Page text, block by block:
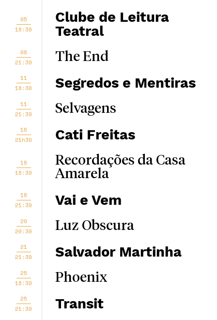
05
18:30
Clube de Leitura
Teatral
08
21:30
The End
11
18:30
Segredos e Mentiras
11
21:30
Selvagens
16
21h30
Cati Freitas
18
18:30
Recordações da Casa
Amarela
18
21:30
Vai e Vem
20
20:30
Luz Obscura
21
21:30
Salvador Martinha
25
18:30
Phoenix
25
21:30
Transit